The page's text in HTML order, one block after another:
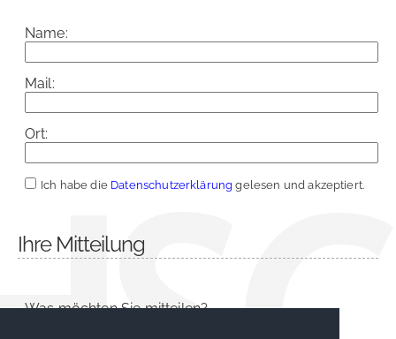
Name:
Mail:
Ort:
Ich habe die Datenschutzerklärung gelesen und akzeptiert.
Ihre Mitteilung
Was möchten Sie mitteilen?